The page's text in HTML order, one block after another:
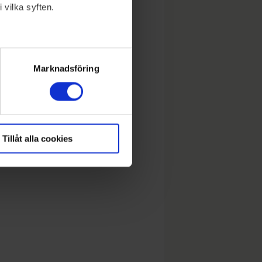
vilka syften.
meter
Marknadsföring
Tillåt alla cookies